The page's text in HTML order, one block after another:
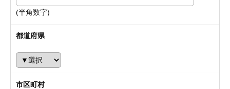
(半角数字)
都道府県
市区町村